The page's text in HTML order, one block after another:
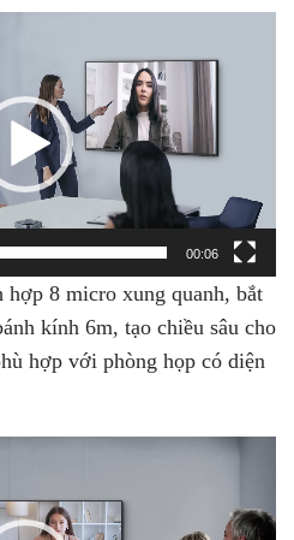
00:06
hợp 8 micro xung quanh, bắt
kính 6m, tạo chiều sâu cho
hợp với phòng họp có diện